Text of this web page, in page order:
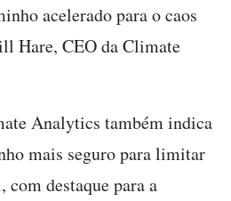
acelerado para o caos
Hare, CEO da Climate
Analytics também indica
mais seguro para limitar
destaque para a